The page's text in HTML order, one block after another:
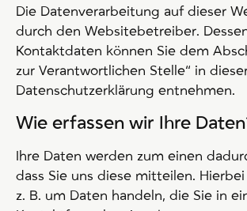
Die Datenverarbeitung auf dieser
durch den Websitebetreiber.
Kontaktdaten können Sie dem
zur Verantwortlichen Stelle“ in
Datenschutzerklärung entnehmen.
Wie erfassen wir Ihre
Ihre Daten werden zum einen
dass Sie uns diese mitteilen. Hierbei
z. B. um Daten handeln, die Sie in